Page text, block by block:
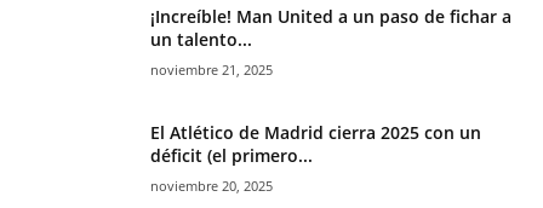
¡Increíble! Man United a un paso de fichar a
un talento...
noviembre 21, 2025
El Atlético de Madrid cierra 2025 con un
déficit (el primero...
noviembre 20, 2025